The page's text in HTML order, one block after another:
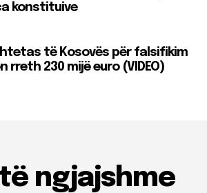
konstituive
të Kosovës për falsifikim
rreth 230 mijë euro (VIDEO)
ngjajshme